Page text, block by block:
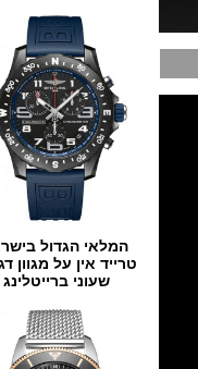
המלאי הגדול בישראל
טרייד אין על מגוון דגמים
שעוני ברייטלינג